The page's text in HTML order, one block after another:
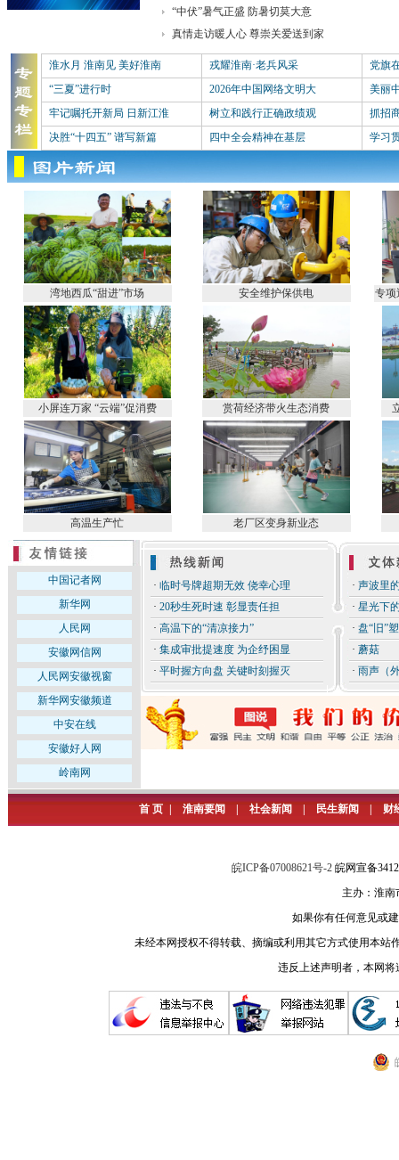
“中伏”暑气正盛 防暑切莫大意
真情走访暖人心 尊崇关爱送到家
淮水月 淮南见 美好淮南 戎耀淮南·老兵风采
党旗
“三夏”进行时
2026年中国网络文明大
美丽
牢记嘱托开新局 日新江淮
树立和践行正确政绩观
抓招
决胜“十四五” 谱写新篇
四中全会精神在基层 学习
湾地西瓜“甜进”市场 安全维护保供电 专项
小屏连万家 “云端”促消费 赏荷经济带火生态消费
高温生产忙 老厂区变身新业态
中国记者网
新华网
人民网
安徽网信网
人民网安徽视窗
新华网安徽频道
中安在线
安徽好人网
岭南网
· 临时号牌超期无效 侥幸心理
· 20秒生死时速 彰显责任担
· 高温下的“清凉接力”
· 集成审批提速度 为企纾困显
· 平时握方向盘 关键时刻握灭
· 声波里
· 星光下
· 盘“旧”
· 蘑菇
· 雨声（
首 页 淮南要闻 社会新闻 民生新闻 财
皖ICP备07008621号-2 皖网宣备
主办：淮
如果你有任何意见或
未经本网授权不得转载、摘编或利用其它方式使用本
违反上述声明者，本网